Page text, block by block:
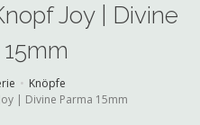
Joy | Divine
Knöpfe
| Divine Parma 15mm